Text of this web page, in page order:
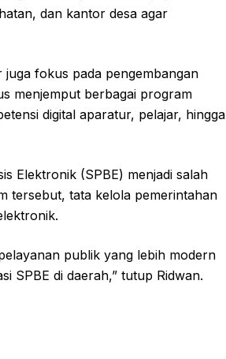
dan kantor desa agar
fokus pada pengembangan
menjemput berbagai program
digital aparatur, pelajar, hingga
Elektronik (SPBE) menjadi salah
tersebut, tata kelola pemerintahan
publik yang lebih modern
SPBE di daerah,” tutup Ridwan.